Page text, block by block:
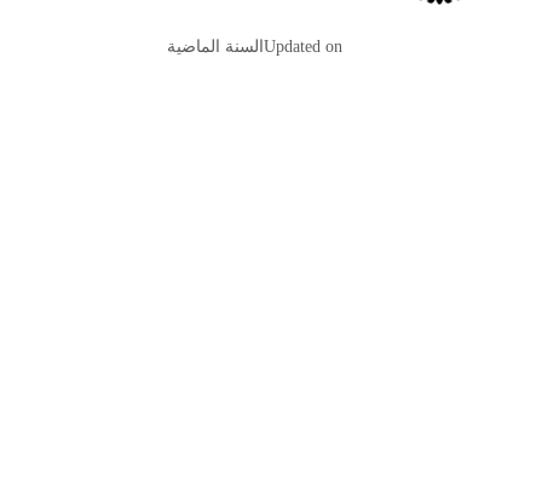
Updated onالسنة الماضية